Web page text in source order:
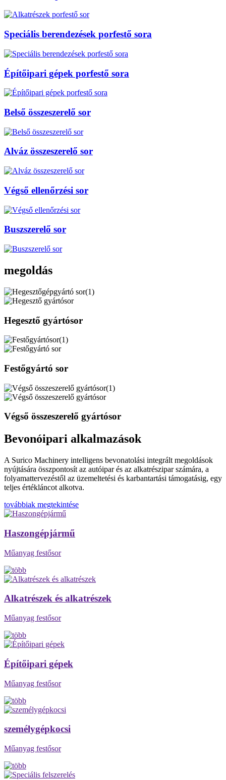
Speciális berendezések porfestő sora
Építőipari gépek porfestő sora
Belső összeszerelő sor
Alváz összeszerelő sor
Végső ellenőrzési sor
Buszszerelő sor
megoldás
Hegesztő gyártósor
Festőgyártó sor
Végső összeszerelő gyártósor
Bevonóipari alkalmazások
A Surico Machinery intelligens bevonatolási integrált megoldások
nyújtására összpontosít az autóipar és az alkatrészipar számára, a
folyamattervezéstől az üzemeltetési és karbantartási támogatásig, egy
teljes értékláncot alkotva.
továbbiak megtekintése
Haszongépjármű
Műanyag festősor
Alkatrészek és alkatrészek
Műanyag festősor
Építőipari gépek
Műanyag festősor
személygépkocsi
Műanyag festősor